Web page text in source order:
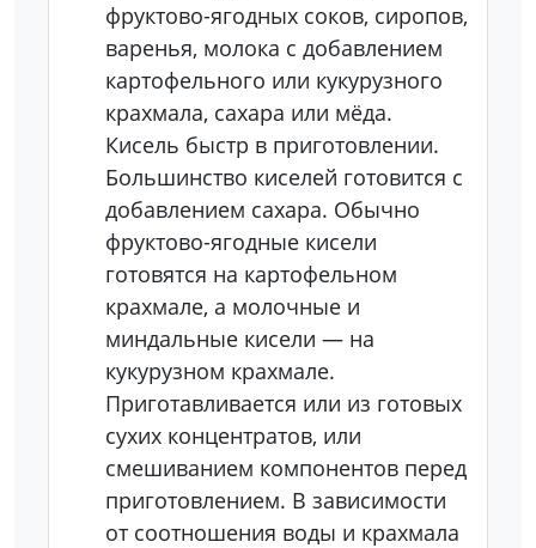
фруктово-ягодных соков, сиропов,
варенья, молока с добавлением
картофельного или кукурузного
крахмала, сахара или мёда.
Кисель быстр в приготовлении.
Большинство киселей готовится с
добавлением сахара. Обычно
фруктово-ягодные кисели
готовятся на картофельном
крахмале, а молочные и
миндальные кисели — на
кукурузном крахмале.
Приготавливается или из готовых
сухих концентратов, или
смешиванием компонентов перед
приготовлением. В зависимости
от соотношения воды и крахмала